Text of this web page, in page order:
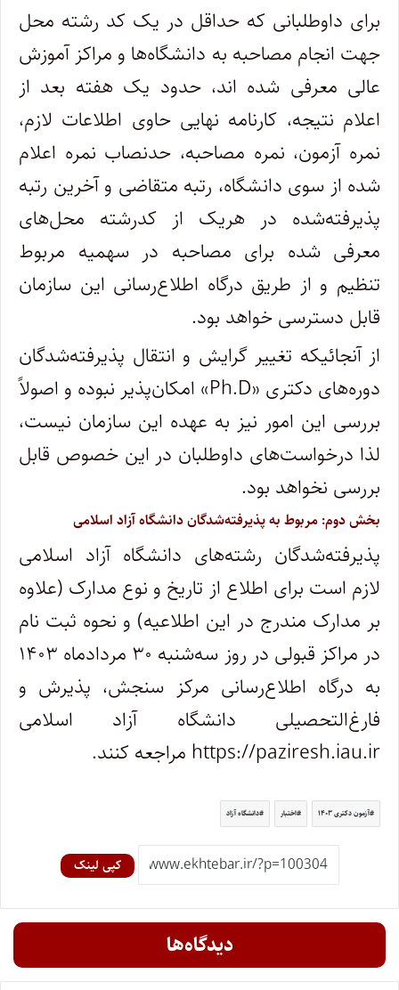
برای داوطلبانی که حداقل در یک کد رشته محل
جهت انجام مصاحبه به دانشگاه‌ها و مراکز آموزش
عالی معرفی شده اند، حدود یک هفته بعد از
اعلام نتیجه، کارنامه نهایی حاوی اطلاعات لازم،
نمره آزمون، نمره مصاحبه، حدنصاب نمره اعلام
شده از سوی دانشگاه، رتبه متقاضی و آخرین رتبه
پذیرفته‌شده در هریک از کدرشته محل‌های
معرفی شده برای مصاحبه در سهمیه مربوط
تنظیم و از طریق درگاه اطلاع‌رسانی این سازمان
قابل دسترسی خواهد بود.
از آنجائیکه تغییر گرایش و انتقال پذیرفته‌شدگان
دوره‌های دکتری «Ph.D» امکان‌پذیر نبوده و اصولاً
بررسی این امور نیز به عهده این سازمان نیست،
لذا درخواست‌های داوطلبان در این خصوص قابل
بررسی نخواهد بود.
بخش دوم: مربوط به پذیرفته‌شدگان دانشگاه آزاد اسلامی
پذیرفته‌شدگان رشته‌های دانشگاه آزاد اسلامی
لازم است برای اطلاع از تاریخ و نوع مدارک (علاوه
بر مدارک مندرج در این اطلاعیه) و نحوه ثبت نام
در مراکز قبولی در روز سه‌شنبه ۳۰ مردادماه ۱۴۰۳
به درگاه اطلاع‌رسانی مرکز سنجش، پذیرش و
فارغ‌التحصیلی دانشگاه آزاد اسلامی
https://paziresh.iau.ir مراجعه کنند.
آزمون دکتری ۱۴۰۳ اختبار دانشگاه آزاد
کپی لینک
دیدگاه‌ها